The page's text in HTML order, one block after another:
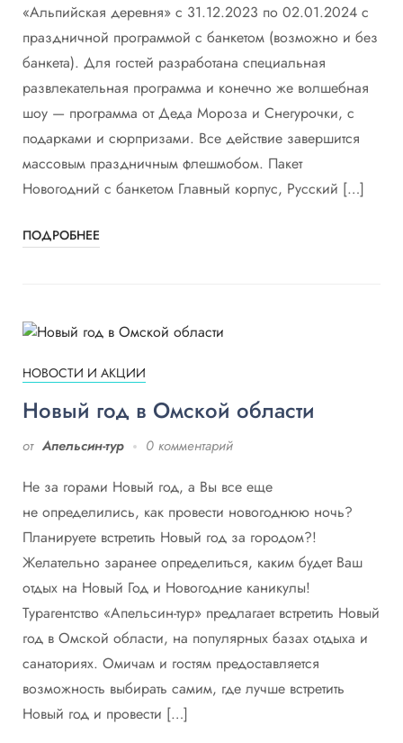
«Альпийская деревня» с 31.12.2023 по 02.01.2024 с
праздничной программой с банкетом (возможно и без
банкета). Для гостей разработана специальная
развлекательная программа и конечно же волшебная
шоу — программа от Деда Мороза и Снегурочки, с
подарками и сюрпризами. Все действие завершится
массовым праздничным флешмобом. Пакет
Новогодний с банкетом Главный корпус, Русский […]
ПОДРОБНЕЕ
НОВОСТИ И АКЦИИ
Новый год в Омской области
от Апельсин-тур 0 комментарий
Не за горами Новый год, а Вы все еще
не определились, как провести новогоднюю ночь?
Планируете встретить Новый год за городом?!
Желательно заранее определиться, каким будет Ваш
отдых на Новый Год и Новогодние каникулы!
Турагентство «Апельсин-тур» предлагает встретить Новый
год в Омской области, на популярных базах отдыха и
санаториях. Омичам и гостям предоставляется
возможность выбирать самим, где лучше встретить
Новый год и провести […]